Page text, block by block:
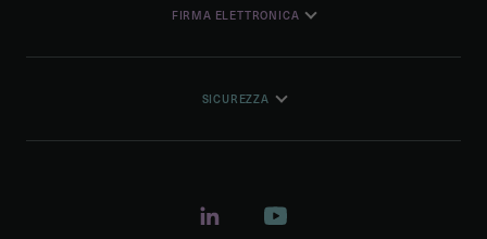
FIRMA ELETTRONICA
SICUREZZA